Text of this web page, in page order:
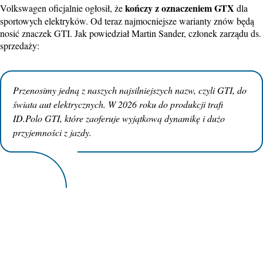
Volkswagen oficjalnie ogłosił, żekończy z oznaczeniem GTX dla
sportowych elektryków. Od teraz najmocniejsze warianty znów będą
nosić znaczek GTI. Jak powiedział Martin Sander, członek zarządu ds.
sprzedaży:
Przenosimy jedną z naszych najsilniejszych nazw, czyli GTI, do
świata aut elektrycznych. W 2026 roku do produkcji trafi
ID.Polo GTI, które zaoferuje wyjątkową dynamikę i dużo
przyjemności z jazdy.